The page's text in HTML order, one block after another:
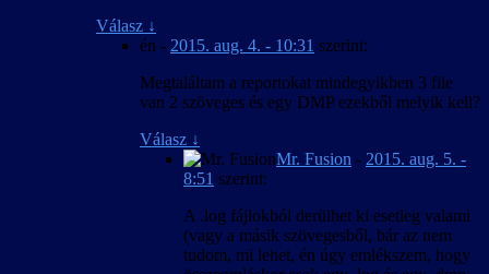
Válasz ↓
én - 2015. aug. 4. - 10:31 szerint:
Megtaláltam a reportokat mindegyikben 3 file
van 2 szöveges és egy DMP ezekből melyik kell?
Válasz ↓
Mr. Fusion - 2015. aug. 5. -
8:51 szerint:
A .log fájlokból derülhet ki esetleg valami
(vagy a másik szövegesből, bár az nem
tudom, mi lehet, én úgy emlékszem, hogy